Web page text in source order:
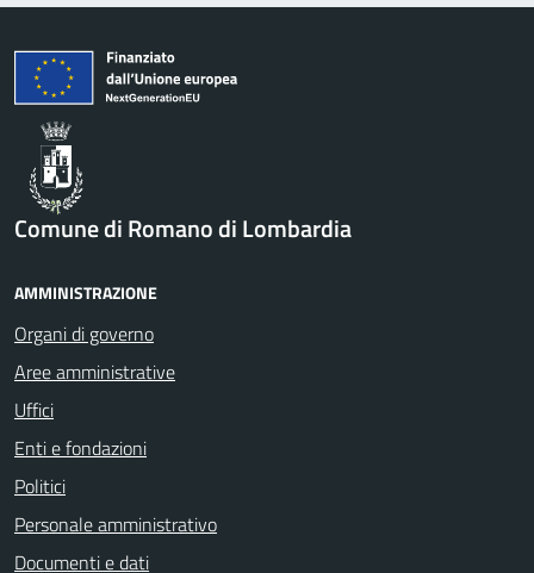
Comune di Romano di Lombardia
AMMINISTRAZIONE
Organi di governo
Aree amministrative
Uffici
Enti e fondazioni
Politici
Personale amministrativo
Documenti e dati